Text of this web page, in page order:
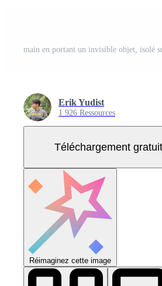
Erik Yudist
1 926 Ressources
Téléchargement gratuit
Réimaginez cette image